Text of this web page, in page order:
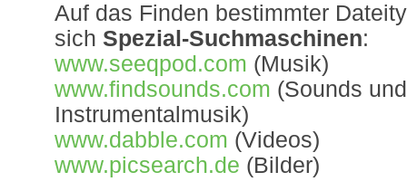
Auf das Finden bestimmter
sich Spezial-Suchmaschinen:
www.seeqpod.com (Musik)
www.findsounds.com (Sounds und
Instrumentalmusik)
www.dabble.com (Videos)
www.picsearch.de (Bilder)